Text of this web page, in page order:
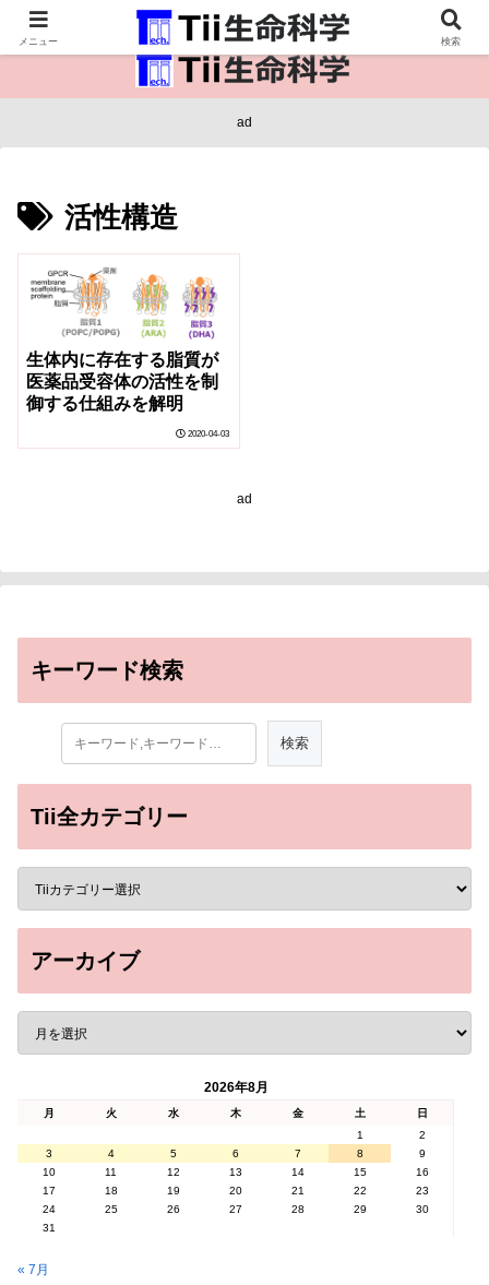
医療保健・生命・生物の情報インフラ。
ad
活性構造
生体内に存在する脂質が
医薬品受容体の活性を制
御する仕組みを解明
2020-04-03
ad
キーワード検索
Tii全カテゴリー
アーカイブ
2026年8月
月 火 水 木 金 土
日
1
2
3
4 5 6 7 8
9
10
11 12 13 14 15
16
17
18 19 20 21 22
23
24
25 26 27 28 29
30
31
« 7月
メニュー 検索